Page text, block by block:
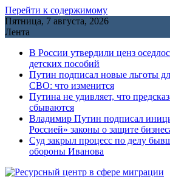
Перейти к содержимому
Пятница, 7 августа, 2026
Лента
В России утвердили ценз
детских пособий
Путин подписал новые льготы
СВО: что изменится
Путина не удивляет, что
сбываются
Владимир Путин подписал
Россией» законы о защите
Cуд закрыл процесс по делу
обороны Иванова